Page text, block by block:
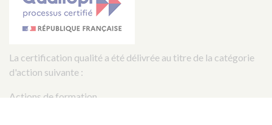
La certification qualité a été délivrée au titre de la catégorie
d'action suivante :
Actions de formation